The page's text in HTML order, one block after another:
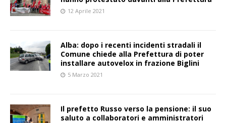
12 Aprile 2021
Alba: dopo i recenti incidenti stradali il
Comune chiede alla Prefettura di poter
installare autovelox in frazione Biglini
5 Marzo 2021
Il prefetto Russo verso la pensione: il suo
saluto a collaboratori e amministratori